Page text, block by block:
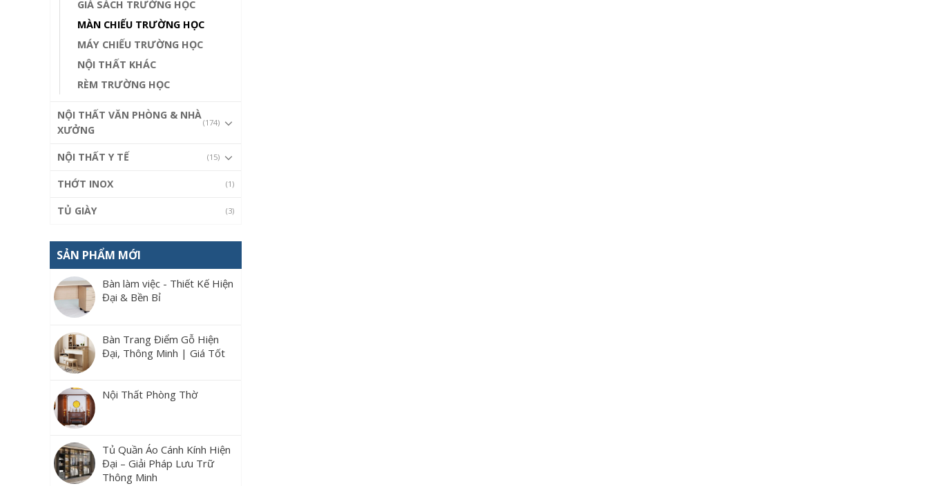
GIÁ SÁCH TRƯỜNG HỌC
MÀN CHIẾU TRƯỜNG HỌC
MÁY CHIẾU TRƯỜNG HỌC
NỘI THẤT KHÁC
RÈM TRƯỜNG HỌC
NỘI THẤT VĂN PHÒNG & NHÀ
XƯỞNG
(174)
NỘI THẤT Y TẾ (15)
THỚT INOX (1)
TỦ GIÀY (3)
SẢN PHẨM MỚI
Bàn làm việc - Thiết Kế Hiện
Đại & Bền Bỉ
Bàn Trang Điểm Gỗ Hiện
Đại, Thông Minh | Giá Tốt
Nội Thất Phòng Thờ
Tủ Quần Áo Cánh Kính Hiện
Đại – Giải Pháp Lưu Trữ
Thông Minh